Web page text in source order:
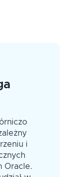
i
Oracle.